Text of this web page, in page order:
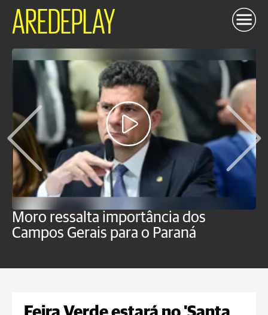
AREDEPLAY
Moro ressalta importância dos
Campos Gerais para o Paraná